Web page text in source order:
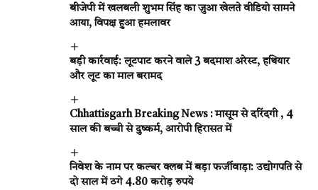
बीजेपी में खलबली शुभम सिंह का जुआ खेलते वीडियो सामने
आया, विपक्ष हुआ हमलावर
बड़ी कार्रवाई: लूटपाट करने वाले 3 बदमाश अरेस्ट, हथियार
और लूट का माल बरामद
Chhattisgarh Breaking News : मासूम से दरिंदगी , 4
साल की बच्ची से दुष्कर्म, आरोपी हिरासत में
निवेश के नाम पर कल्चर क्लब में बड़ा फर्जीवाड़ा: उद्योगपति से
दो साल में ठगे 4.80 करोड़ रुपये